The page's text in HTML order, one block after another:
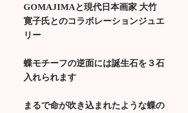
GOMAJIMAと現代日本画家 大竹
寛子氏とのコラボレーションジュエ
リー
蝶モチーフの逆面には誕生石を３石
入れられます
まるで命が吹き込まれたような蝶の